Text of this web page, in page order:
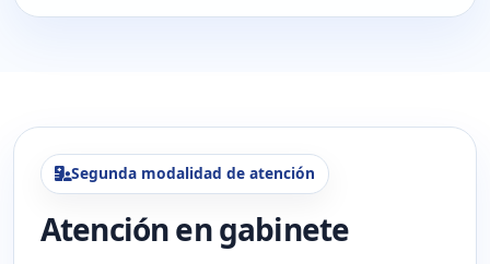
Segunda modalidad de atención
Atención en gabinete